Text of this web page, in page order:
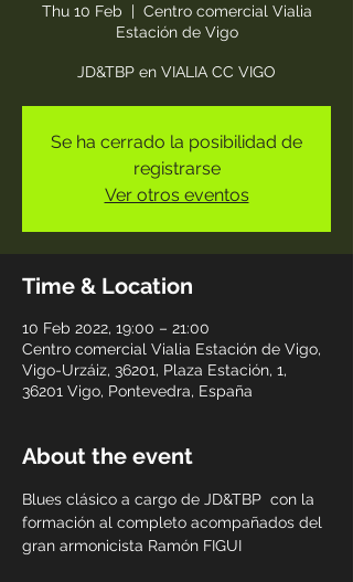
Thu 10 Feb
  |
Centro comercial Vialia
Estación de Vigo
JD&TBP en VIALIA CC VIGO
Se ha cerrado la posibilidad de
registrarse
Ver otros eventos
Time & Location
10 Feb 2022, 19:00 – 21:00
Centro comercial Vialia Estación de Vigo,
Vigo-Urzáiz, 36201, Plaza Estación, 1,
36201 Vigo, Pontevedra, España
About the event
Blues clásico a cargo de JD&TBP  con la
formación al completo acompañados del
gran armonicista Ramón FIGUI